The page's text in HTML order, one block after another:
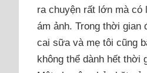
ra chuyện rất lớn mà có
ám ảnh. Trong thời gian
cai sữa và mẹ tôi cũng
không thể dành hết thời